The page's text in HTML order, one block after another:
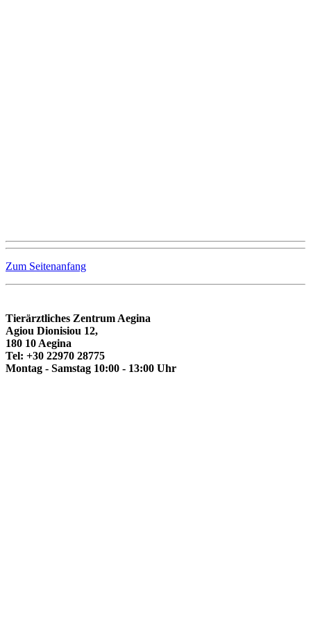
Zum Seitenanfang
Tierärztliches Zentrum Aegina
Agiou Dionisiou 12,
180 10 Aegina
Tel: +30 22970 28775
Montag - Samstag 10:00 - 13:00 Uhr